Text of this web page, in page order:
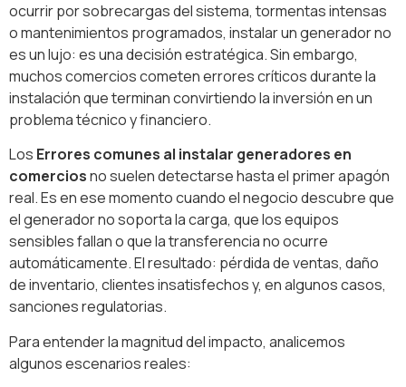
ocurrir por sobrecargas del sistema, tormentas intensas
o mantenimientos programados, instalar un generador no
es un lujo: es una decisión estratégica. Sin embargo,
muchos comercios cometen errores críticos durante la
instalación que terminan convirtiendo la inversión en un
problema técnico y financiero.
Los Errores comunes al instalar generadores en
comerciosno suelen detectarse hasta el primer apagón
real. Es en ese momento cuando el negocio descubre que
el generador no soporta la carga, que los equipos
sensibles fallan o que la transferencia no ocurre
automáticamente. El resultado: pérdida de ventas, daño
de inventario, clientes insatisfechos y, en algunos casos,
sanciones regulatorias.
Para entender la magnitud del impacto, analicemos
algunos escenarios reales: